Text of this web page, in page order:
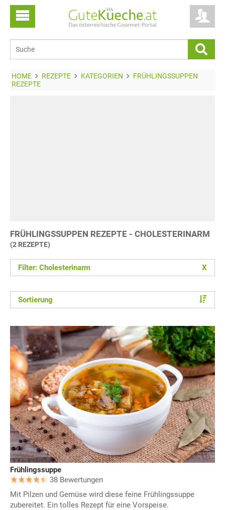
HOME REZEPTE KATEGORIEN
FRÜHLINGSSUPPEN
REZEPTE
FRÜHLINGSSUPPEN REZEPTE - CHOLESTERINARM
(2 REZEPTE)
Filter: Cholesterinarm X
Sortierung
Frühlingssuppe
38 Bewertungen
Mit Pilzen und Gemüse wird diese feine Frühlingssuppe
zubereitet. Ein tolles Rezept für eine Vorspeise.